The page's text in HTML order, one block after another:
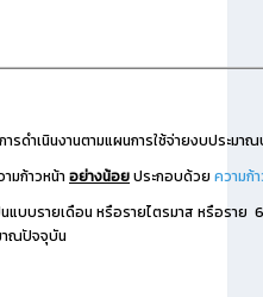
รดำเนินงานตามแผนการใช้จ่ายงบประมา
มก้าวหน้า อย่างน้อยประกอบด้วย ความก้
แบบรายเดือน หรือรายไตรมาส หรือราย
าณปัจจุบัน